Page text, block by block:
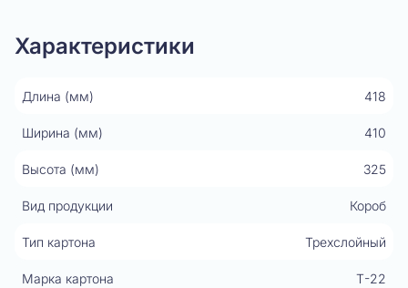
Характеристики
Длина (мм) 418
Ширина (мм) 410
Высота (мм) 325
Вид продукции Короб
Тип картона Трехслойный
Марка картона Т-22